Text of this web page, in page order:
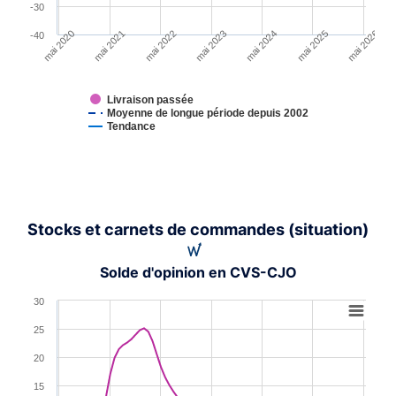
Livraison passée
Moyenne de longue période depuis 2002
Tendance
-40
-30
mai 2020 mai 2021 mai 2022 mai 2023 mai 2024 mai 2025 mai 2026
Stocks et carnets de commandes (situation)
Solde d'opinion en CVS-CJO
Line chart with 2 lines.
View as data table, Chart
The chart has 1 X axis displaying XAxis.
15
20
25
30